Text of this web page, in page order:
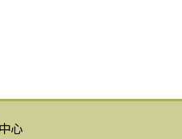
心